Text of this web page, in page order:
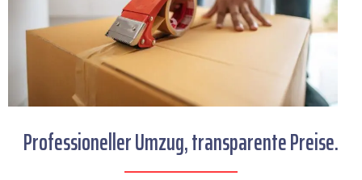
Professioneller Umzug, transparente Preise.